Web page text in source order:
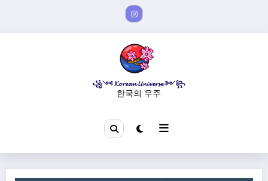
꧁༺ 𝓚𝓸𝓻𝓮𝓪𝓷 𝓤𝓷𝓲𝓿𝓮𝓻𝓼𝓮 ༻꧂
한국의 우주